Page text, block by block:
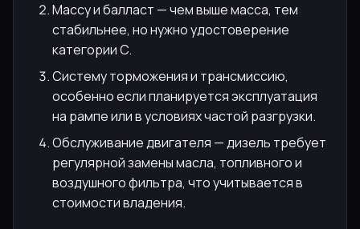
Массу и балласт — чем выше масса, тем
стабильнее, но нужно удостоверение
категории C.
Систему торможения и трансмиссию,
особенно если планируется эксплуатация
на рампе или в условиях частой разгрузки.
Обслуживание двигателя — дизель требует
регулярной замены масла, топливного и
воздушного фильтра, что учитывается в
стоимости владения.